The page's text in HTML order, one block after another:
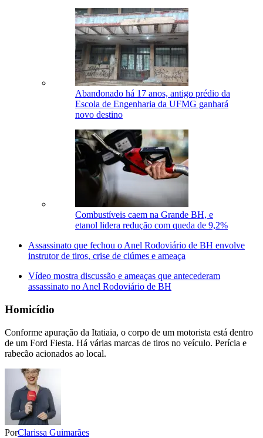
Abandonado há 17 anos, antigo prédio da
Escola de Engenharia da UFMG ganhará
novo destino
Combustíveis caem na Grande BH, e
etanol lidera redução com queda de 9,2%
Assassinato que fechou o Anel Rodoviário de BH envolve
instrutor de tiros, crise de ciúmes e ameaça
Vídeo mostra discussão e ameaças que antecederam
assassinato no Anel Rodoviário de BH
Homicídio
Conforme apuração da Itatiaia, o corpo de um motorista está dentro
de um Ford Fiesta. Há várias marcas de tiros no veículo. Perícia e
rabecão acionados ao local.
PorClarissa Guimarães